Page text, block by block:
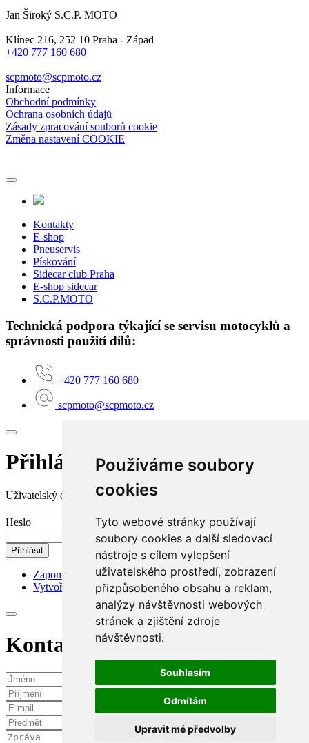
Používáme soubory
cookies
Tyto webové stránky používají
soubory cookies a další sledovací
nástroje s cílem vylepšení
uživatelského prostředí, zobrazení
přizpůsobeného obsahu a reklam,
analýzy návštěvnosti webových
stránek a zjištění zdroje
návštěvnosti.
Souhlasím
Odmítám
Upravit mé předvolby
Jan Široký S.C.P. MOTO
Klínec 216, 252 10 Praha - Západ
+420 777 160 680
scpmoto@scpmoto.cz
Informace
Obchodní podmínky
Ochrana osobních údajů
Zásady zpracování souborů cookie
Změna nastavení COOKIE
Kontakty
E-shop
Pneuservis
Pískování
Sidecar club Praha
E-shop sidecar
S.C.P.MOTO
Technická podpora týkající se servisu motocyklů a
správnosti použití dílů:
+420 777 160 680
scpmoto@scpmoto.cz
Přihlášení do mého účtu
Uživatelský e-mail nebo jméno
Heslo
Přihlásit
Zapomenuté heslo?
Vytvořit nový účet
Kontaktní požadavek